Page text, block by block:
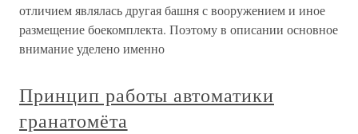
отличием являлась другая башня с вооружением и иное
размещение боекомплекта. Поэтому в описании основное
внимание уделено именно
Принцип работы автоматики
гранатомёта